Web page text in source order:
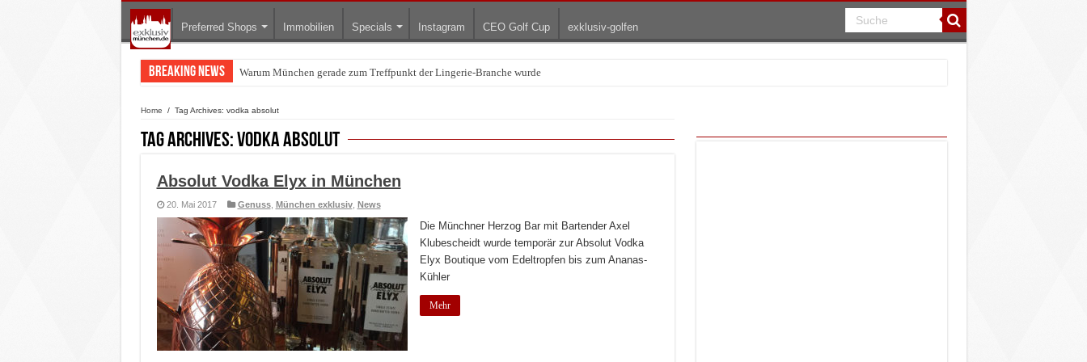
Preferred Shops Immobilien Specials Instagram CEO Golf Cup exklusiv-golfen
Breaking News Warum München gerade zum Treffpunkt der Lingerie-Branche wurde
BMW Art Cars in München: Warum die rollenden Kunstwerke bis heute einzigartig sind
Home / Tag Archives: vodka absolut
Tag Archives:vodka absolut
Absolut Vodka Elyx in München
20. Mai 2017 Genuss, München exklusiv, News
Die Münchner Herzog Bar mit Bartender Axel
Klubescheidt wurde temporär zur Absolut Vodka
Elyx Boutique vom Edeltropfen bis zum Ananas-
Kühler
Mehr